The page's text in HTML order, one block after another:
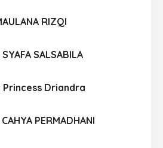
RIZQI
SYAFA SALSABILA
Princess Driandra
PERMADHANI